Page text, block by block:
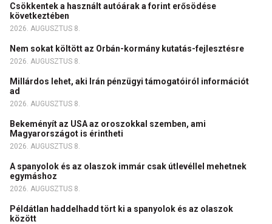
Csökkentek a használt autóárak a forint erősödése
következtében
2026. AUGUSZTUS 8.
Nem sokat költött az Orbán-kormány kutatás-fejlesztésre
2026. AUGUSZTUS 8.
Millárdos lehet, aki Irán pénzügyi támogatóiról információt
ad
2026. AUGUSZTUS 8.
Bekeményít az USA az oroszokkal szemben, ami
Magyarországot is érintheti
2026. AUGUSZTUS 8.
A spanyolok és az olaszok immár csak útlevéllel mehetnek
egymáshoz
2026. AUGUSZTUS 8.
Példátlan haddelhadd tört ki a spanyolok és az olaszok
között